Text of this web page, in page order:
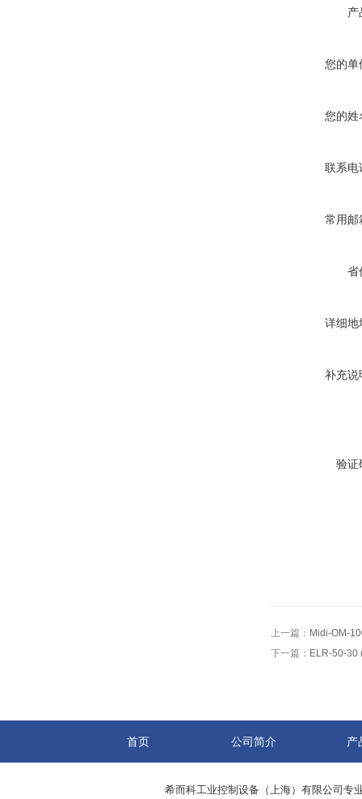
产
您的单
您的姓
联系电
常用邮
省
详细地
补充说
验证
上一篇： Midi-OM-
下一篇： ELR-50-30
首页 公司简介 产
希而科工业控制设备（上海）有限公司专